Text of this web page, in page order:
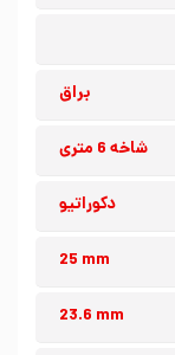
براق
شاخه 6 متری
دکوراتیو
25 mm
23.6 mm